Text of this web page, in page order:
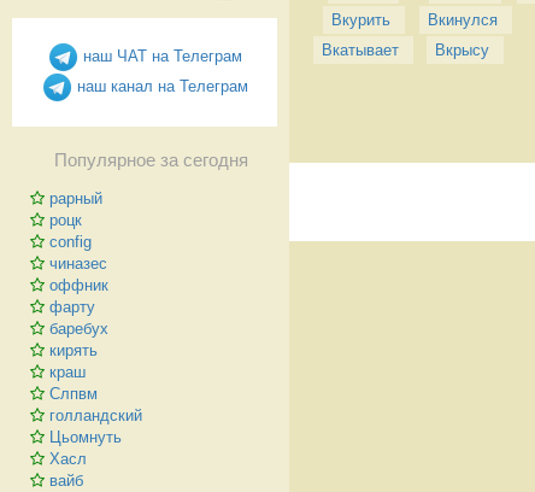
наш ЧАТ на Телеграм
наш канал на Телеграм
Популярное за сегодня
рарный
роцк
config
чиназес
оффник
фарту
баребух
кирять
краш
Слпвм
голландский
Цьомнуть
Хасл
вайб
Вкурить
Вкатывает
Вкинулся
Вкрысу